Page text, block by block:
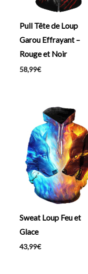
Pull Tête de Loup
Garou Effrayant –
Rouge et Noir
58,99€
Sweat Loup Feu et
Glace
43,99€